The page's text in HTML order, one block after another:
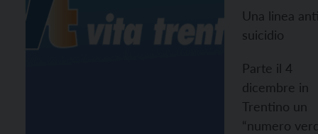
Una linea
suicidio
Parte il 4
dicembre in
Trentino un
“numero